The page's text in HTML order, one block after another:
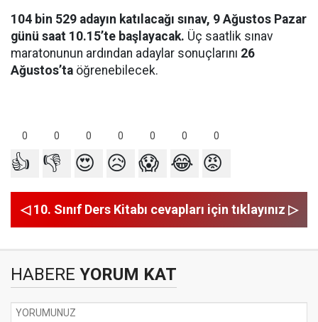
104 bin 529 adayın katılacağı sınav, 9 Ağustos Pazar
günü saat 10.15’te başlayacak. Üç saatlik sınav
maratonunun ardından adaylar sonuçlarını 26
Ağustos’ta öğrenebilecek.
0 0 0 0 0 0 0
👍 👎 😍 😥 😱 😂 😡
◁ 10. Sınıf Ders Kitabı cevapları için tıklayınız ▷
HABERE YORUM KAT